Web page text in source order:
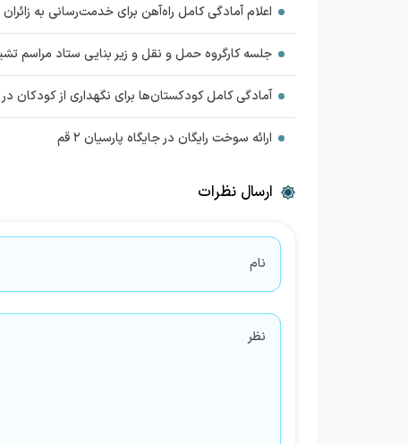
اعلام آمادگی کامل راه‌آهن برای خدمت‌رسانی به
جلسه کارگروه حمل و نقل و زیر بنایی ستاد مراسم
آمادگی کامل کودکستان‌ها برای نگهداری از کودکان
ارائه سوخت رایگان در جایگاه پارسیان ۲ قم
ارسال نظرات